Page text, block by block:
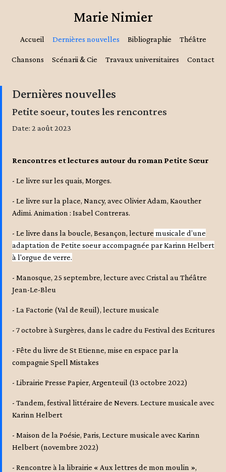
Marie Nimier
Accueil Dernières nouvelles Bibliographie Théâtre
Chansons Scénarii & Cie Travaux universitaires Contact
Dernières nouvelles
Petite soeur, toutes les rencontres
Date: 2 août 2023
Rencontres et lectures autour du roman Petite Sœur
- Le livre sur les quais, Morges.
- Le livre sur la place, Nancy, avec Olivier Adam, Kaouther
Adimi. Animation : Isabel Contreras.
- Le livre dans la boucle, Besançon, lecture musicale d’une
adaptation de Petite soeur accompagnée par Karinn Helbert
à l'orgue de verre.
- Manosque, 25 septembre, lecture avec Cristal au Théâtre
Jean-Le-Bleu
- La Factorie (Val de Reuil), lecture musicale
- 7 octobre à Surgères, dans le cadre du Festival des Ecritures
- Fête du livre de St Etienne, mise en espace par la
compagnie Spell Mistakes
- Librairie Presse Papier, Argenteuil (13 octobre 2022)
- Tandem, festival littéraire de Nevers. Lecture musicale avec
Karinn Helbert
- Maison de la Poésie, Paris, Lecture musicale avec Karinn
Helbert (novembre 2022)
- Rencontre à la librairie « Aux lettres de mon moulin »,